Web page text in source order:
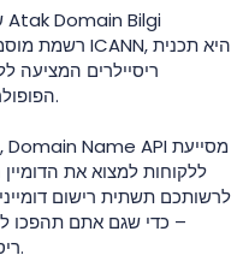
ריסיילרים המציעה
הפופולריות ביותר במחירים תחרותיים במיוחד.
ללקוחות למצוא את
לרשותכם תשתית רישום
ריסיילרים ב-200+ מדינות ברחבי העולם.